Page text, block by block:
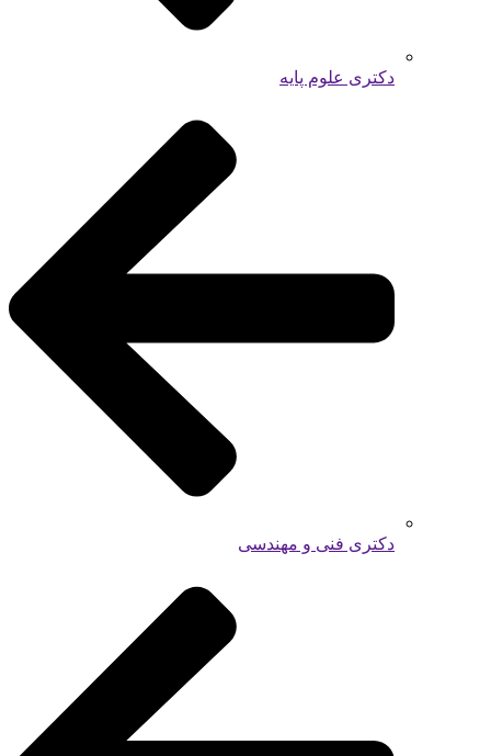
دکتری علوم پایه
دکتری فنی و مهندسی